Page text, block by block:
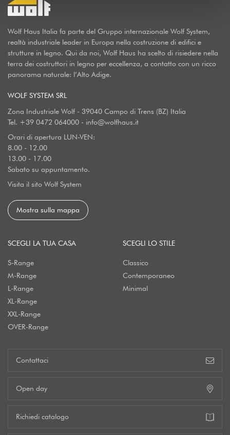
Wolf Haus Italia fa parte del Gruppo internazionale Wolf System,
realtà industriale leader in Europa nella costruzione di edifici e
strutture in legno. Qui da noi, Wolf Haus ha scelto di risiedere nella
terra dei costruttori in legno per eccellenza, a contatto con un ricco
panorama naturale: l’Alto Adige.
WOLF SYSTEM SRL
Zona Industriale Wolf - 39040 Campo di Trens (BZ) Italia
Tel. +39 0472 064000 - info@wolfhaus.it
Orari di apertura LUN-VEN:
8.00 - 12.00
13.00 - 17.00
Sabato su appuntamento.
Visita il sito Wolf System
Mostra sulla mappa
SCEGLI LA TUA CASA
S-Range
M-Range
L-Range
XL-Range
XXL-Range
OVER-Range
SCEGLI LO STILE
Classico
Contemporaneo
Minimal
Contattaci
Open day
Richiedi catalogo